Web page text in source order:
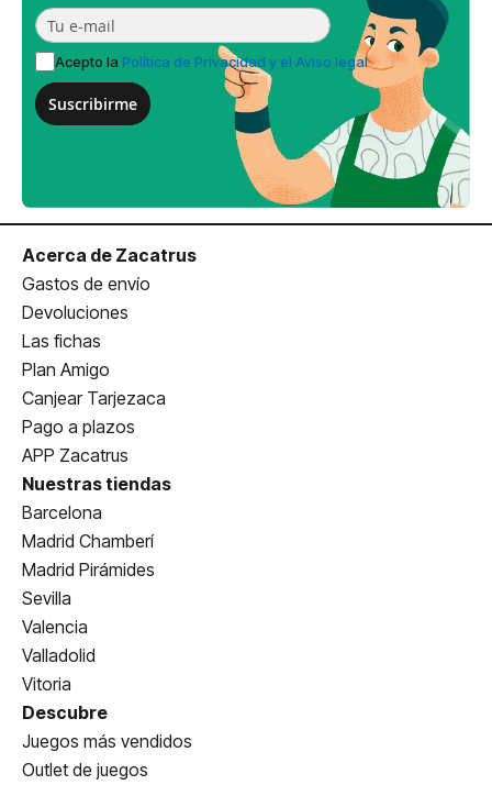
Acepto la Política de Privacidad y el Aviso legal
Suscribirme
Acerca de Zacatrus
Gastos de envío
Devoluciones
Las fichas
Plan Amigo
Canjear Tarjezaca
Pago a plazos
APP Zacatrus
Nuestras tiendas
Barcelona
Madrid Chamberí
Madrid Pirámides
Sevilla
Valencia
Valladolid
Vitoria
Descubre
Juegos más vendidos
Outlet de juegos